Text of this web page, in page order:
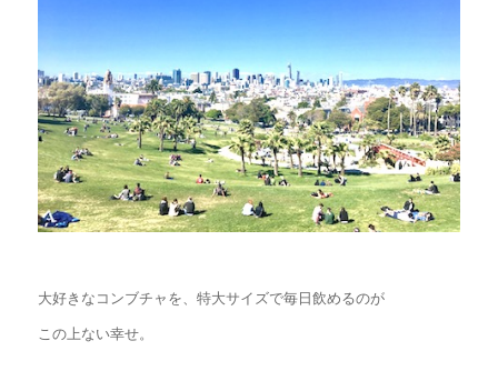
大好きなコンブチャを、特大サイズで毎日飲めるのが
この上ない幸せ。